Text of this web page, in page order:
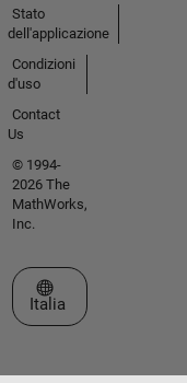
Stato
dell'applicazione
Condizioni
d'uso
Contact
Us
© 1994-
2026 The
MathWorks,
Inc.
Seleziona un sito web
Italia